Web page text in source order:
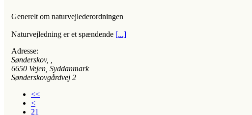
Generelt om naturvejlederordningen
Naturvejledning er et spændende [...]
Adresse:
Sønderskov, ,
6650 Vejen, Syddanmark
Sønderskovgårdvej 2
<<
<
21